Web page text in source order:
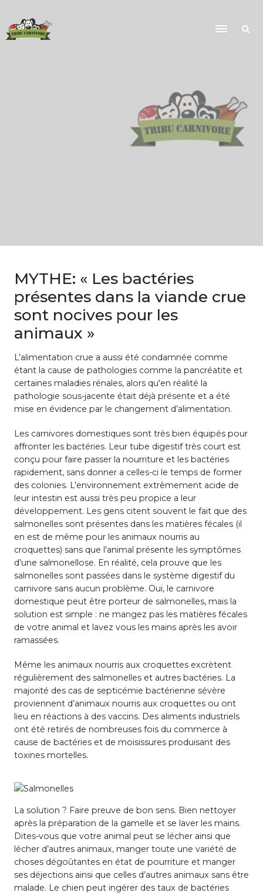
MYTHE: « Les bactéries
présentes dans la viande crue
sont nocives pour les
animaux »
L’alimentation crue a aussi été condamnée comme
étant la cause de pathologies comme la pancréatite et
certaines maladies rénales, alors qu'en réalité la
pathologie sous-jacente était déjà présente et a été
mise en évidence par le changement d’alimentation.
Les carnivores domestiques sont très bien équipés pour
affronter les bactéries. Leur tube digestif très court est
conçu pour faire passer la nourriture et les bactéries
rapidement, sans donner a celles-ci le temps de former
des colonies. L’environnement extrêmement acide de
leur intestin est aussi très peu propice a leur
développement. Les gens citent souvent le fait que des
salmonelles sont présentes dans les matières fécales (il
en est de même pour les animaux nourris au
croquettes) sans que l'animal présente les symptômes
d’une salmonellose. En réalité, cela prouve que les
salmonelles sont passées dans le système digestif du
carnivore sans aucun problème. Oui, le carnivore
domestique peut être porteur de salmonelles, mais la
solution est simple : ne mangez pas les matières fécales
de votre animal et lavez vous les mains après les avoir
ramassées.
Même les animaux nourris aux croquettes excrètent
régulièrement des salmonelles et autres bactéries. La
majorité des cas de septicémie bactérienne sévère
proviennent d’animaux nourris aux croquettes ou ont
lieu en réactions à des vaccins. Des aliments industriels
ont été retirés de nombreuses fois du commerce à
cause de bactéries et de moisissures produisant des
toxines mortelles.
La solution ? Faire preuve de bon sens. Bien nettoyer
après la préparation de la gamelle et se laver les mains.
Dites-vous que votre animal peut se lécher ainsi que
lécher d’autres animaux, manger toute une variété de
choses dégoûtantes en état de pourriture et manger
ses déjections ainsi que celles d’autres animaux sans être
malade. Le chien peut ingérer des taux de bactéries